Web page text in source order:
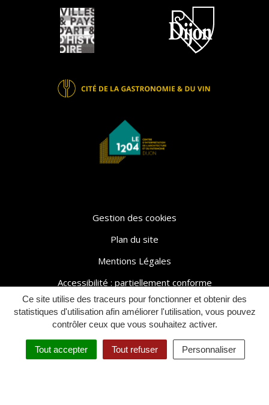
Ce site utilise des traceurs pour fonctionner et obtenir des
statistiques d'utilisation afin améliorer l'utilisation, vous pouvez
contrôler ceux que vous souhaitez activer.
Tout accepter Tout refuser Personnaliser
INFOS
PRATIQUES
AGENDA
En savoir plusCONTACTER
ACCESSIBILITÉ
En
Gestion des cookies
Plan du site
Mentions Légales
Accessibilité : partiellement conforme
Politique de confidentialité